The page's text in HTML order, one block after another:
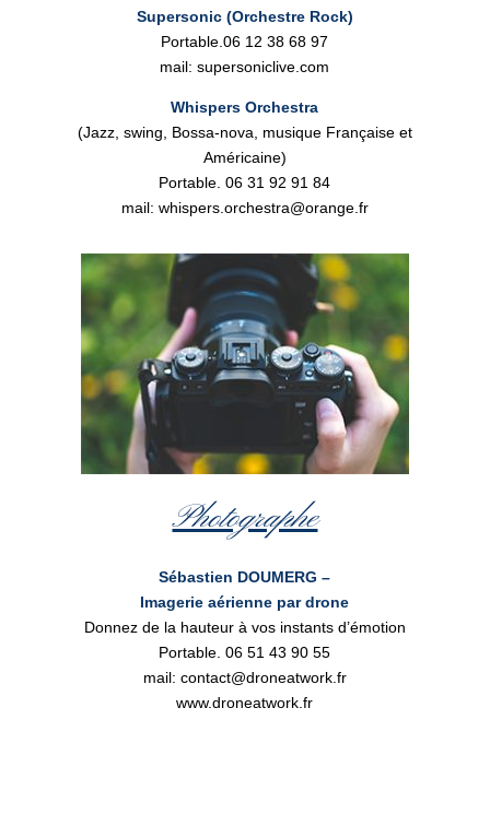
Supersonic (Orchestre Rock)
Portable.06 12 38 68 97
mail: supersoniclive.com
Whispers Orchestra
(Jazz, swing, Bossa-nova, musique Française et
Américaine)
Portable. 06 31 92 91 84
mail: whispers.orchestra@orange.fr
Photographe
Sébastien DOUMERG –
Imagerie aérienne par drone
Donnez de la hauteur à vos instants d’émotion
Portable. 06 51 43 90 55
mail: contact@droneatwork.fr
www.droneatwork.fr